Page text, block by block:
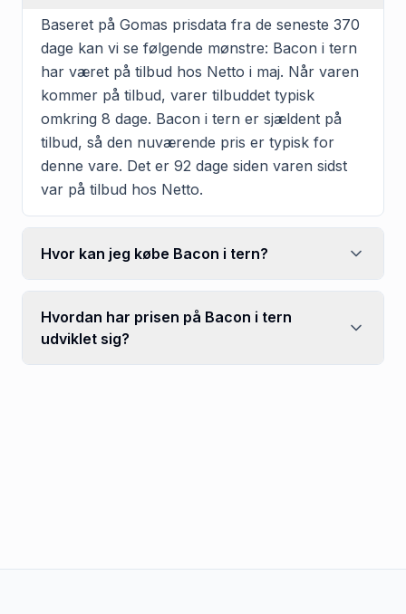
Baseret på Gomas prisdata fra de seneste 370
dage kan vi se følgende mønstre: Bacon i tern
har været på tilbud hos Netto i maj. Når varen
kommer på tilbud, varer tilbuddet typisk
omkring 8 dage. Bacon i tern er sjældent på
tilbud, så den nuværende pris er typisk for
denne vare. Det er 92 dage siden varen sidst
var på tilbud hos Netto.
Hvor kan jeg købe Bacon i tern?
Hvordan har prisen på Bacon i tern
udviklet sig?